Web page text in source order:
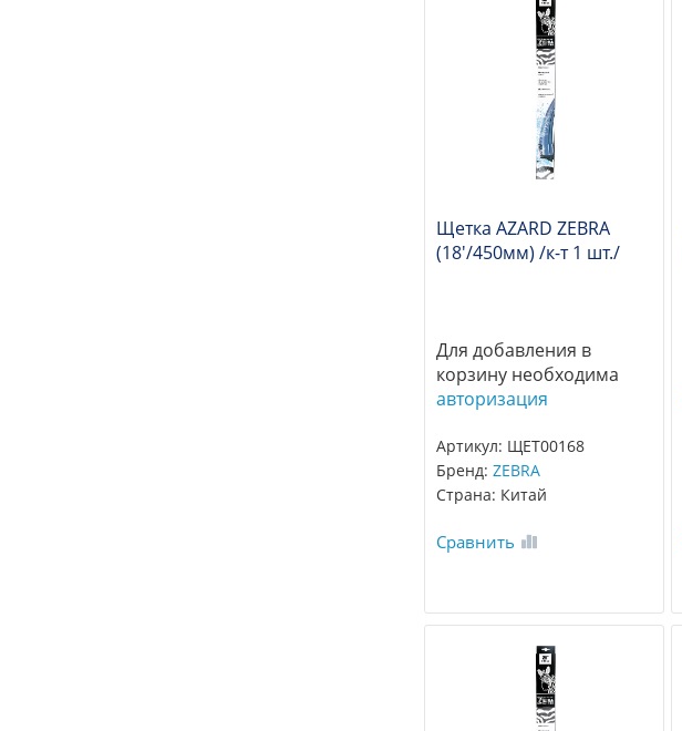
Щетка AZARD ZEBRA
(18'/450мм) /к-т 1 шт./
Для добавления в
корзину необходима
авторизация
Артикул: ЩЕТ00168
Бренд:ZEBRA
Страна: Китай
Сравнить